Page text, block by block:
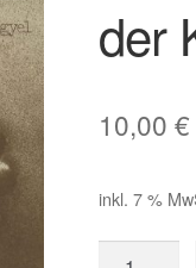
🔍
der
10,00€
inkl. 7 %